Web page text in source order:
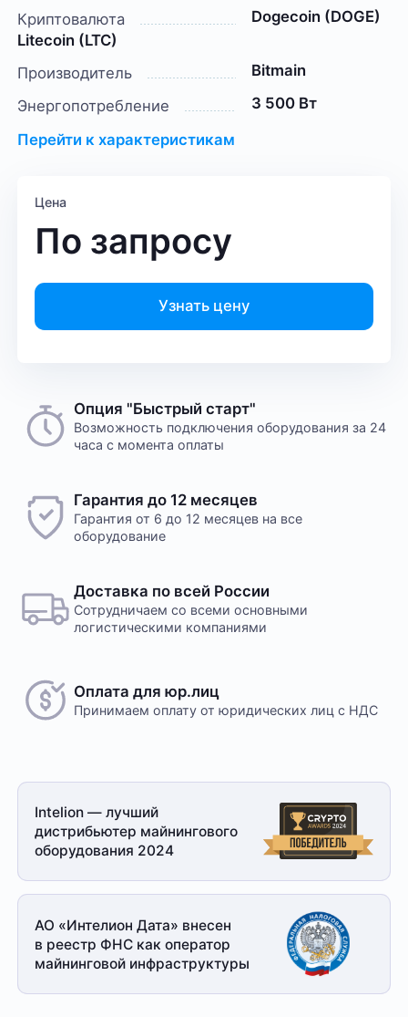
Криптовалюта
Dogecoin (DOGE)
Litecoin (LTC)
Производитель
Bitmain
Энергопотребление
3 500 Вт
Перейти к характеристикам
Цена
По запросу
Узнать цену
Опция "Быстрый старт"
Возможность подключения оборудования за 24
часа с момента оплаты
Гарантия до 12 месяцев
Гарантия от 6 до 12 месяцев на все
оборудование
Доставка по всей России
Сотрудничаем со всеми основными
логистическими компаниями
Оплата для юр.лиц
Принимаем оплату от юридических лиц с НДС
Intelion — лучший
дистрибьютер майнингового
оборудования 2024
АО «Интелион Дата» внесен
в реестр ФНС как оператор
майнинговой инфраструктуры